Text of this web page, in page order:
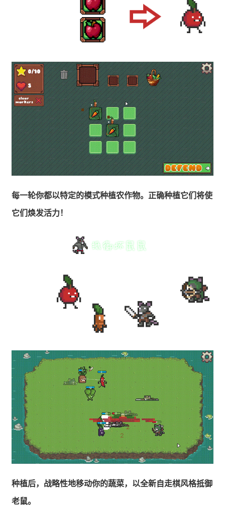
每一轮你都以特定的模式种植农作物。正确种植它们将使
它们焕发活力！
种植后，战略性地移动你的蔬菜，以全新自走棋风格抵御
老鼠。